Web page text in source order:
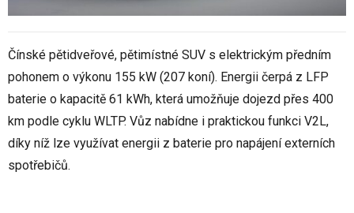
Čínské pětidveřové, pětimístné SUV s elektrickým předním
pohonem o výkonu 155 kW (207 koní). Energii čerpá z LFP
baterie o kapacitě 61 kWh, která umožňuje dojezd přes 400
km podle cyklu WLTP. Vůz nabídne i praktickou funkci V2L,
díky níž lze využívat energii z baterie pro napájení externích
spotřebičů.